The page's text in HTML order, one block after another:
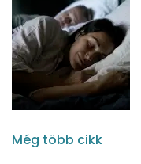
Még több cikk